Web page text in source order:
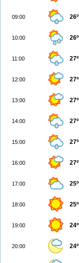
09:00 26º
10:00 26º
11:00 27º
12:00 27º
13:00 27º
14:00 27º
15:00 27º
16:00 27º
17:00 25º
18:00 25º
19:00 24º
20:00 24º